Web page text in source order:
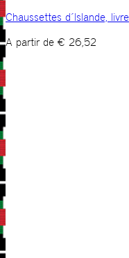
Chaussettes d´Islande, livre
A partir de € 26,52